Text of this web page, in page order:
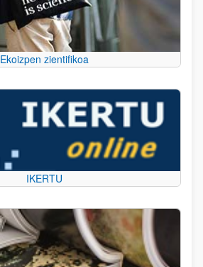
Ekoizpen zientifikoa
IKERTU